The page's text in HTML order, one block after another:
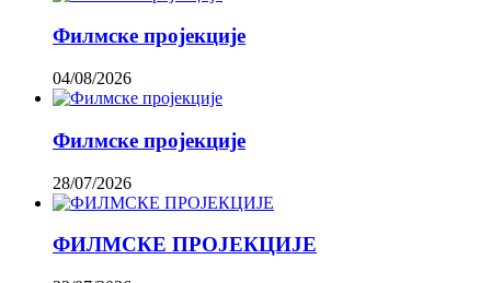
Филмске пројекције
04/08/2026
Филмске пројекције
28/07/2026
ФИЛМСКЕ ПРОЈЕКЦИЈЕ